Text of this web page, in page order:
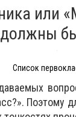
или
должны
Список
Поэтому